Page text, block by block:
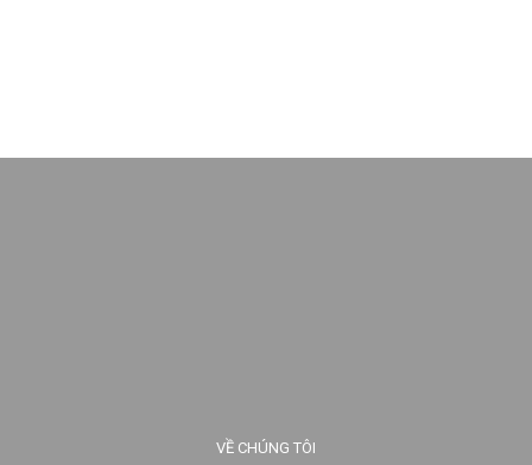
VỀ CHÚNG TÔI